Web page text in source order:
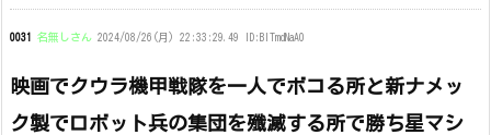
0031 名無しさん 2024/08/26(月) 22:33:29.49 ID:BlTmdNaA0
映画でクウラ機甲戦隊を一人でボコる所と新ナメッ
ク製でロボット兵の集団を殲滅する所で勝ち星マシ